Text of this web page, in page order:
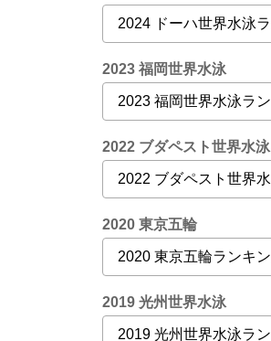
2023 福岡世界水泳
2022 ブダペスト世界水泳
2020 東京五輪
2019 光州世界水泳